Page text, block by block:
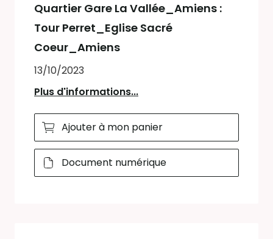
Quartier Gare La Vallée_Amiens :
Tour Perret_Eglise Sacré
Coeur_Amiens
13/10/2023
Plus d'informations...
Ajouter à mon panier
Document numérique